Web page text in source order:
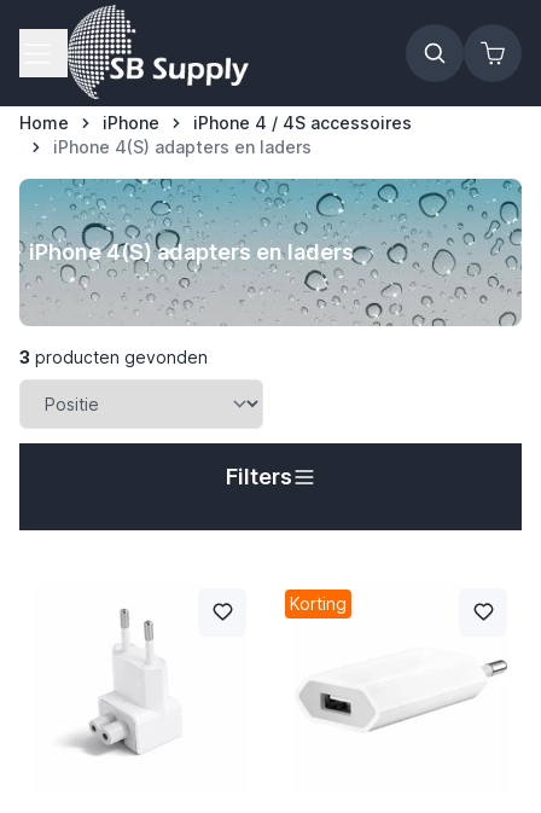
Ga naar de inhoud
Home iPhone
iPhone 4 / 4S accessoires
iPhone 4(S) adapters en laders
iPhone 4(S) adapters en laders
3 producten gevonden
Filters
Korting